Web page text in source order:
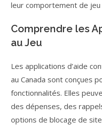
leur comportement de
Comprendre les
au Jeu
Les applications d’aide
au Canada sont conçues
fonctionnalités. Elles
des dépenses, des
options de blocage de